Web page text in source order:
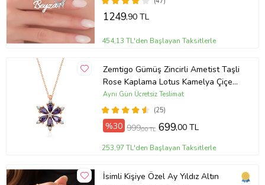
Günü Hediyesi,Eşe Hediye
1249,90 TL
454,13 TL'den Başlayan Taksitlerle
Zemtigo Gümüş Zincirli Ametist Taşli
Rose Kaplama Lotus Kamelya Çiçeği
Kolye
(25)
Aynı Gün Ücretsiz Teslimat
%30 999,00 TL 699,00 TL
253,97 TL'den Başlayan Taksitlerle
İsimli Kişiye Özel Ay Yıldız Altın